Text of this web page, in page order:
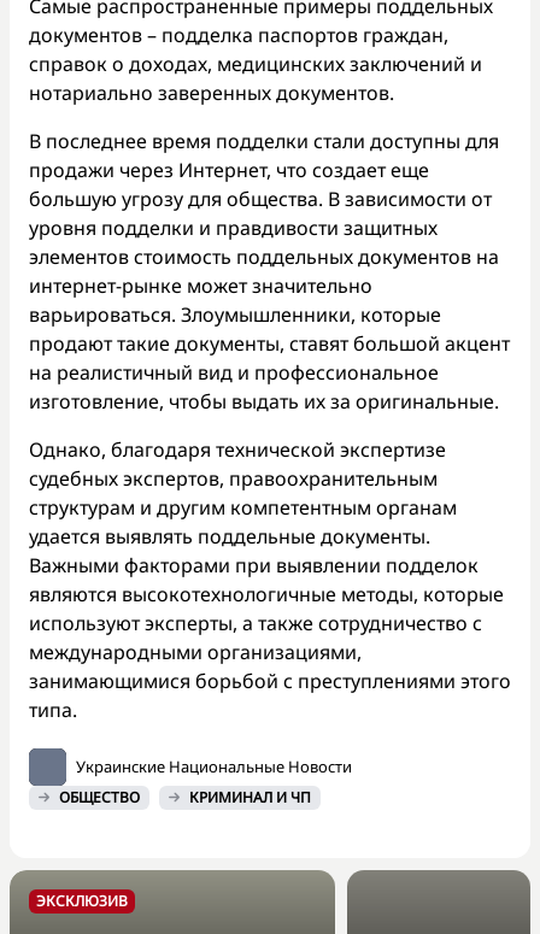
Самые распространенные примеры поддельных
документов – подделка паспортов граждан,
справок о доходах, медицинских заключений и
нотариально заверенных документов.
В последнее время подделки стали доступны для
продажи через Интернет, что создает еще
большую угрозу для общества. В зависимости от
уровня подделки и правдивости защитных
элементов стоимость поддельных документов на
интернет-рынке может значительно
варьироваться. Злоумышленники, которые
продают такие документы, ставят большой акцент
на реалистичный вид и профессиональное
изготовление, чтобы выдать их за оригинальные.
Однако, благодаря технической экспертизе
судебных экспертов, правоохранительным
структурам и другим компетентным органам
удается выявлять поддельные документы.
Важными факторами при выявлении подделок
являются высокотехнологичные методы, которые
используют эксперты, а также сотрудничество с
международными организациями,
занимающимися борьбой с преступлениями этого
типа.
Украинские Национальные Новости
ОБЩЕСТВО КРИМИНАЛ И ЧП
ЭКСКЛЮЗИВ